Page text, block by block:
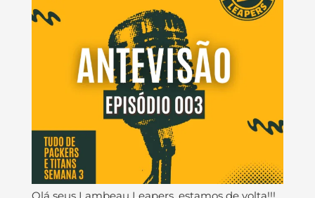
Olá seus Lambeau Leapers, estamos de volta!!!